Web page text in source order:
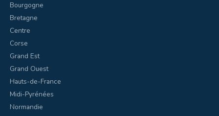
Bourgogne
Bretagne
Centre
Corse
Grand Est
Grand Ouest
Hauts-de-France
Midi-Pyrénées
Normandie